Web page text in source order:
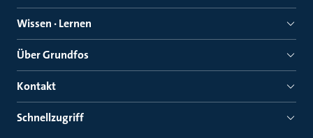
Wissen · Lernen
Über Grundfos
Kontakt
Schnellzugriff